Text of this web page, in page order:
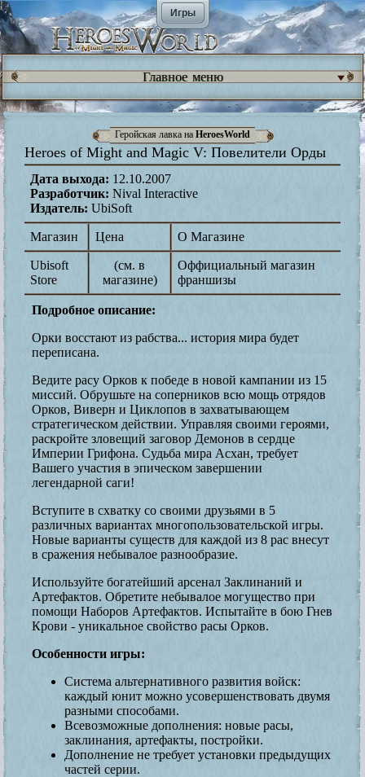
Игры
Главное меню
Геройская лавка на HeroesWorld
Heroes of Might and Magic V: Повелители Орды
Дата выхода: 12.10.2007
Разработчик: Nival Interactive
Издатель: UbiSoft
Магазин Цена О Магазине
Ubisoft
Store
(см. в
магазине)
Оффициальный магазин
франшизы
Подробное описание:
Орки восстают из рабства... история мира будет
переписана.
Ведите расу Орков к победе в новой кампании из 15
миссий. Обрушьте на соперников всю мощь отрядов
Орков, Виверн и Циклопов в захватывающем
стратегическом действии. Управляя своими героями,
раскройте зловещий заговор Демонов в сердце
Империи Грифона. Судьба мира Асхан, требует
Вашего участия в эпическом завершении
легендарной саги!
Вступите в схватку со своими друзьями в 5
различных вариантах многопользовательской игры.
Новые варианты существ для каждой из 8 рас внесут
в сражения небывалое разнообразие.
Используйте богатейший арсенал Заклинаний и
Артефактов. Обретите небывалое могущество при
помощи Наборов Артефактов. Испытайте в бою Гнев
Крови - уникальное свойство расы Орков.
Особенности игры:
Система альтернативного развития войск:
каждый юнит можно усовершенствовать двумя
разными способами.
Всевозможные дополнения: новые расы,
заклинания, артефакты, постройки.
Дополнение не требует установки предыдущих
частей серии.